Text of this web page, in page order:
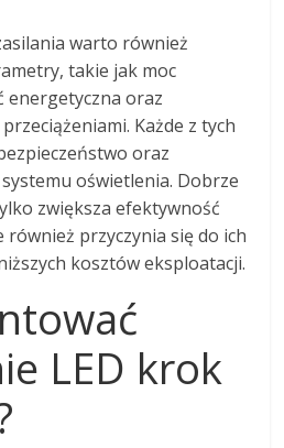
warto również
takie jak moc
energetyczna oraz
Każde z tych
oraz
oświetlenia. Dobrze
zwiększa efektywność
również przyczynia się do ich
kosztów eksploatacji.
LED krok